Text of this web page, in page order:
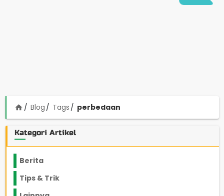
home Blog Tags perbedaan
Kategori Artikel
Berita
Tips & Trik